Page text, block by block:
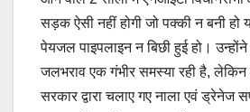
सड़क ऐसी नहीं होगी जो पक्की न बनी हो
पेयजल पाइपलाइन न बिछी हुई हो।
जलभराव एक गंभीर समस्या रही है, लेकिन
सरकार द्वारा चलाए गए नाला एवं ड्रेनेज